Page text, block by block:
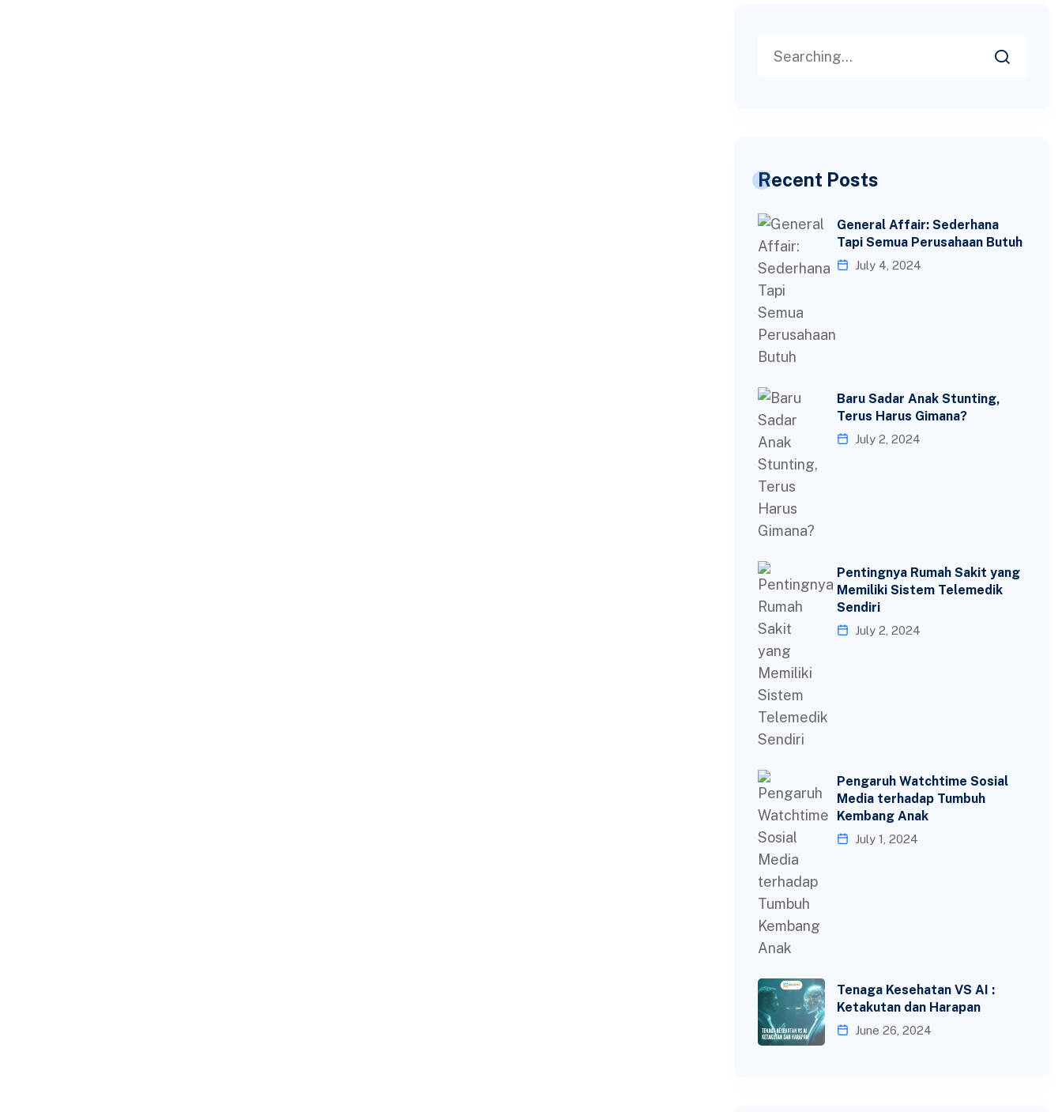
Recent Posts
General Affair: Sederhana
Tapi Semua Perusahaan Butuh
July 4, 2024
Baru Sadar Anak Stunting,
Terus Harus Gimana?
July 2, 2024
Pentingnya Rumah Sakit yang
Memiliki Sistem Telemedik
Sendiri
July 2, 2024
Pengaruh Watchtime Sosial
Media terhadap Tumbuh
Kembang Anak
July 1, 2024
Tenaga Kesehatan VS AI :
Ketakutan dan Harapan
June 26, 2024